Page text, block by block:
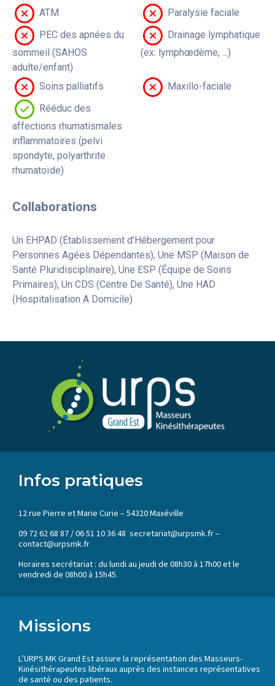
ATM
Paralysie faciale
PEC des apnées du
sommeil (SAHOS
adulte/enfant)
Drainage lymphatique
(ex: lymphœdème, ...)
Soins palliatifs
Maxillo-faciale
Rééduc des
affections rhumatismales
inflammatoires (pelvi
spondyte, polyarthrite
rhumatoïde)
Collaborations
Un EHPAD (Établissement d'Hébergement pour
Personnes Agées Dépendantes), Une MSP (Maison de
Santé Pluridisciplinaire), Une ESP (Équipe de Soins
Primaires), Un CDS (Centre De Santé), Une HAD
(Hospitalisation A Domicile)
Infos pratiques
12 rue Pierre et Marie Curie – 54320 Maxéville
09 72 62 68 87 / 06 51 10 36 48 secretariat@urpsmk.fr –
contact@urpsmk.fr
Horaires secrétariat : du lundi au jeudi de 08h30 à 17h00 et le
vendredi de 08h00 à 15h45.
Missions
L’URPS MK Grand Est assure la représentation des Masseurs-
Kinésithérapeutes libéraux auprès des instances représentatives
de santé ou des patients.